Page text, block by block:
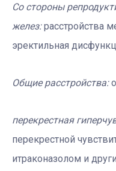
Со стороны
желез:расстройства
эректильная
Общие расстройства:
перекрестная
перекрестной
итраконазолом и